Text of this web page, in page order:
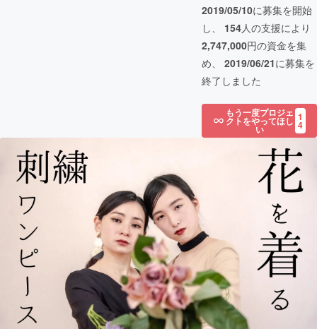
2019/05/10に募集を開始
し、 154人の支援により
2,747,000円の資金を集
め、 2019/06/21に募集を
終了しました
もう一度プロジェ
クトをやってほし
い
1
4